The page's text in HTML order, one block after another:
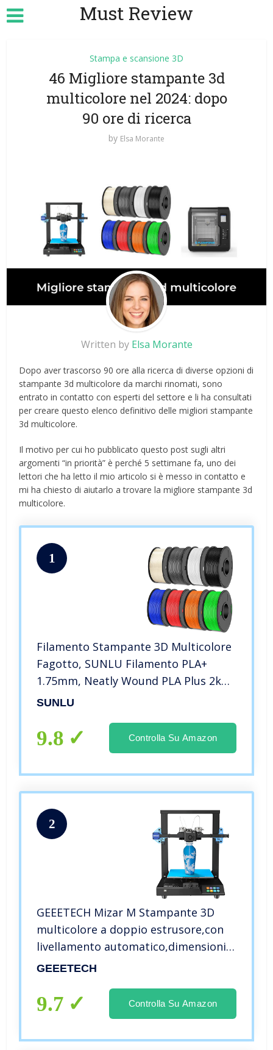
Must Review
Stampa e scansione 3D
46 Migliore stampante 3d
multicolore nel 2024: dopo
90 ore di ricerca
by Elsa Morante
Written by Elsa Morante
Dopo aver trascorso 90 ore alla ricerca di diverse opzioni di
stampante 3d multicolore da marchi rinomati, sono
entrato in contatto con esperti del settore e li ha consultati
per creare questo elenco definitivo delle migliori stampante
3d multicolore.
Il motivo per cui ho pubblicato questo post sugli altri
argomenti “in priorità” è perché 5 settimane fa, uno dei
lettori che ha letto il mio articolo si è messo in contatto e
mi ha chiesto di aiutarlo a trovare la migliore stampante 3d
multicolore.
1
Filamento Stampante 3D Multicolore
Fagotto, SUNLU Filamento PLA+
1.75mm, Neatly Wound PLA Plus 2kg,
8 Confezione 0.25kg Bobina, 8 Colori,
SUNLU
9.8 Controlla Su Amazon
2
GEEETECH Mizar M Stampante 3D
multicolore a doppio estrusore,con
livellamento automatico,dimensioni
di stampa di 255 x 255 x 260 mm,con
FDM doppio asse Z
GEEETECH
9.7 Controlla Su Amazon